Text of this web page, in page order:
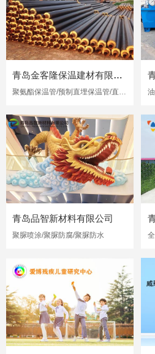
青岛金客隆保温建材有限公司
聚氨酯保温管/预制直埋保温管/直埋保温管
青岛品智新材料有限公司
聚脲喷涂/聚脲防腐/聚脲防水